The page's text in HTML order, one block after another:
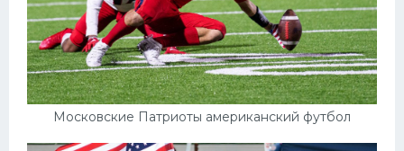
Московские Патриоты американский футбол